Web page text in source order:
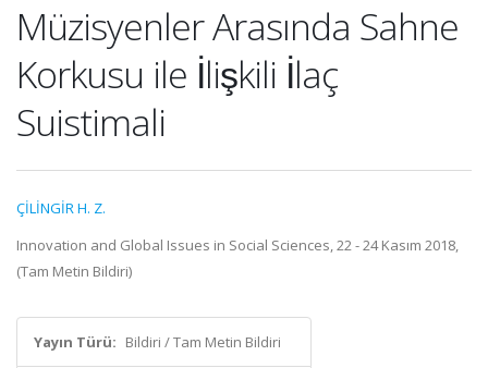
Müzisyenler Arasında Sahne
Korkusu ile İlişkili İlaç
Suistimali
ÇİLİNGİR H. Z.
Innovation and Global Issues in Social Sciences, 22 - 24 Kasım 2018,
(Tam Metin Bildiri)
Yayın Türü: Bildiri / Tam Metin Bildiri